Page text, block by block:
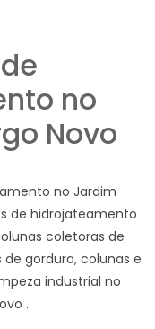
no
Novo
no Jardim
de hidrojateamento
coletoras de
de gordura, colunas e
industrial no
.